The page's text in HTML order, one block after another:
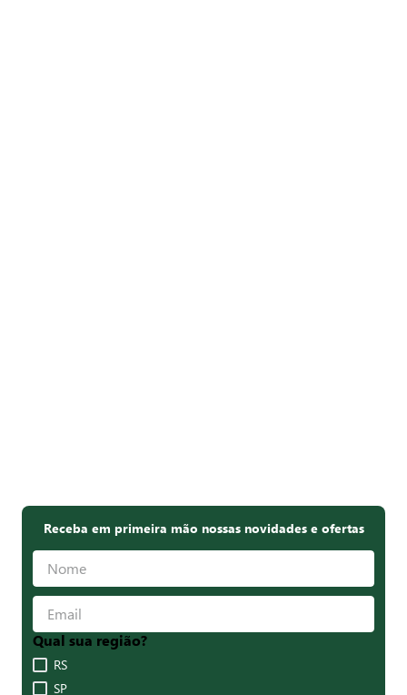
Receba em primeira mão nossas novidades e ofertas
Qual sua região?
RS
SP